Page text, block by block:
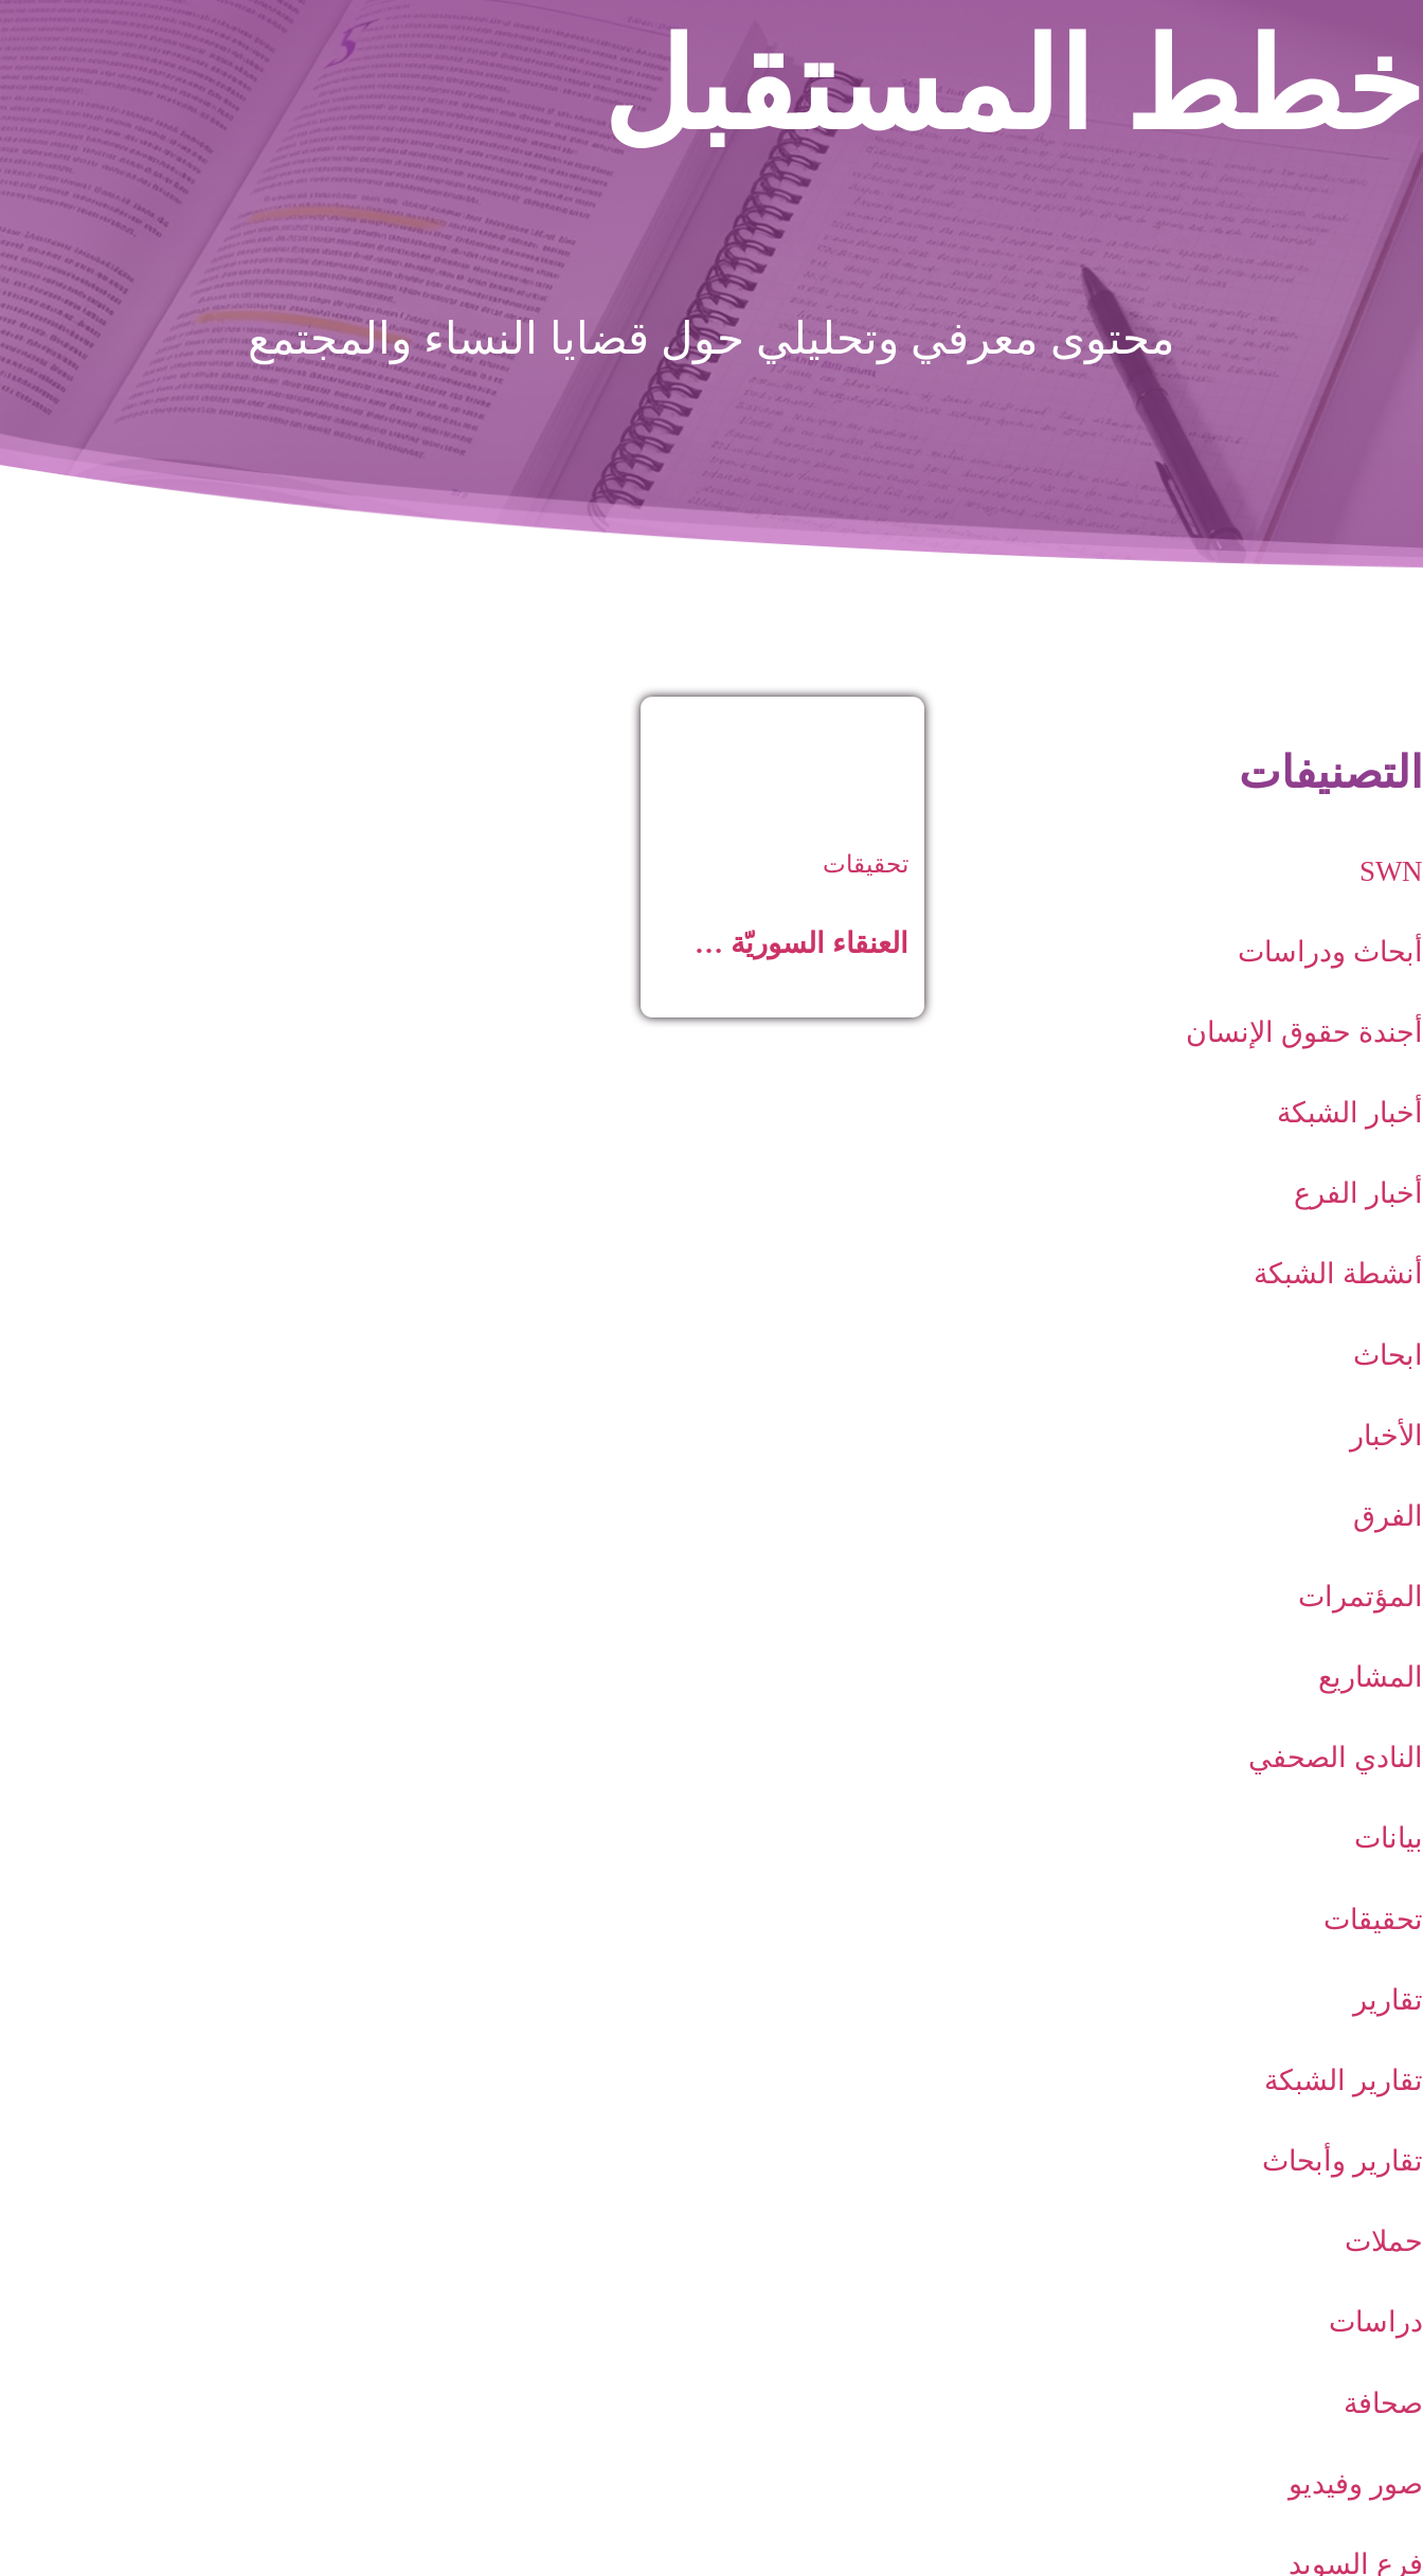
خطط المستقبل
محتوى معرفي وتحليلي حول قضايا النساء والمجتمع
التصنيفات
SWN
أبحاث ودراسات
أجندة حقوق الإنسان
أخبار الشبكة
أخبار الفرع
أنشطة الشبكة
ابحاث
الأخبار
الفرق
المؤتمرات
المشاريع
النادي الصحفي
بيانات
تحقيقات
تقارير
تقارير الشبكة
تقارير وأبحاث
حملات
دراسات
صحافة
صور وفيديو
فرع السويد
تحقيقات
العنقاء السوريّة …